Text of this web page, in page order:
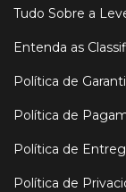
Tudo Sobre a
Entenda as
Política de
Política de
Política de
Política de